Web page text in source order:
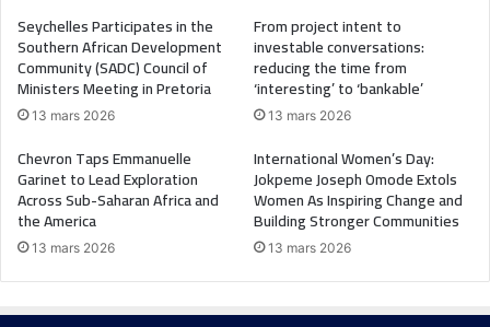
Seychelles Participates in the
Southern African Development
Community (SADC) Council of
Ministers Meeting in Pretoria
13 mars 2026
From project intent to
investable conversations:
reducing the time from
‘interesting’ to ‘bankable’
13 mars 2026
Chevron Taps Emmanuelle
Garinet to Lead Exploration
Across Sub-Saharan Africa and
the America
13 mars 2026
International Women’s Day:
Jokpeme Joseph Omode Extols
Women As Inspiring Change and
Building Stronger Communities
13 mars 2026